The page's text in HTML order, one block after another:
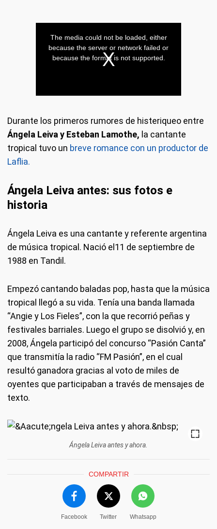
Durante los primeros rumores de histeriqueo entre
Ángela Leiva y Esteban Lamothe, la cantante
tropical tuvo un breve romance con un productor de
Laflia.
Ángela Leiva antes: sus fotos e
historia
Ángela Leiva es una cantante y referente argentina
de música tropical. Nació el11 de septiembre de
1988 en Tandil.
Empezó cantando baladas pop, hasta que la música
tropical llegó a su vida. Tenía una banda llamada
“Angie y Los Fieles”, con la que recorrió peñas y
festivales barriales. Luego el grupo se disolvió y, en
2008, Ángela participó del concurso “Pasión Canta”
que transmitía la radio “FM Pasión”, en el cual
resultó ganadora gracias al voto de miles de
oyentes que participaban a través de mensajes de
texto.
Ángela Leiva antes y ahora.
COMPARTIR
Facebook Twitter Whatsapp